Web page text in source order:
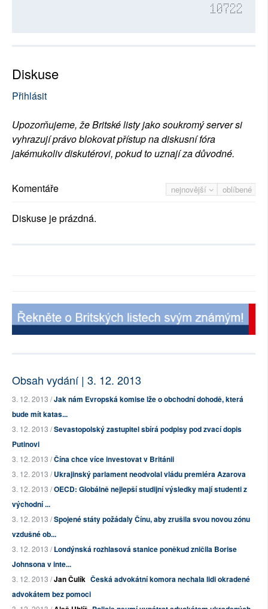
10722
Diskuse
Přihlásit
Upozorňujeme, že Britské listy jako soukromý server si
vyhrazují právo blokovat přístup na diskusní fóra
jakémukoliv diskutérovi, pokud to uznají za důvodné.
nejnovější oblíbené
Komentáře
Diskuse je prázdná.
Obsah vydání | 3. 12. 2013
3. 12. 2013 /Jak nám Evropská komise lže o obchodní dohodě, která
bude mít katas...
3. 12. 2013 /Sevastopolský zastupitel sbírá podpisy pod zvací dopis
Putinovi
3. 12. 2013 /Čína chce více investovat v Británii
3. 12. 2013 /Ukrajinský parlament neodvolal vládu premiéra Azarova
3. 12. 2013 /OECD: Globálně nejlepší studijní výsledky mají studenti z
východní ...
3. 12. 2013 /Spojené státy požádaly Čínu, aby zrušila svou novou zónu
vzdušné ob...
3. 12. 2013 /Londýnská rozhlasová stanice poněkud zničila Borise
Johnsona v inte...
3. 12. 2013 /Jan Čulík Česká advokátní komora nechala lidi okradené
advokátem bez pomoci